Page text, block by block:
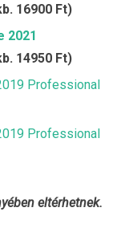
16900 Ft)
2021
14950 Ft)
Professional
Professional
eltérhetnek.